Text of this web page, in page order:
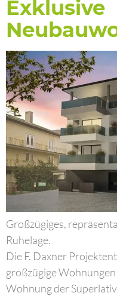
Exklusive
Großzügiges,
Ruhelage.
Die F. Daxner
großzügige
Wohnung der